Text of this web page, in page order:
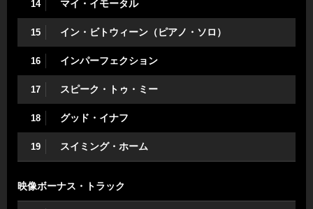
14 マイ・イモータル
15 イン・ビトウィーン（ピアノ・ソロ）
16 インパーフェクション
17 スピーク・トゥ・ミー
18 グッド・イナフ
19 スイミング・ホーム
映像ボーナス・トラック